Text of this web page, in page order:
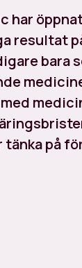
har
resultat
bara
på